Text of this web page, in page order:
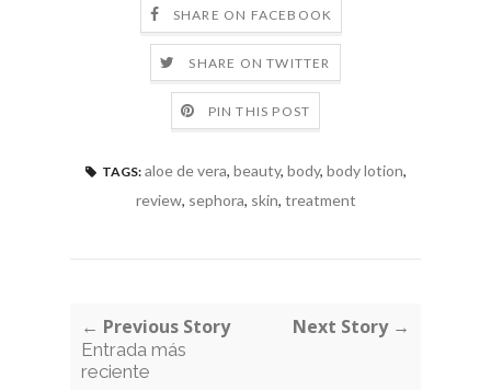
SHARE ON FACEBOOK
SHARE ON TWITTER
PIN THIS POST
TAGS: aloe de vera, beauty, body, body lotion,
review, sephora, skin, treatment
← Previous Story
Entrada más
reciente
Next Story →